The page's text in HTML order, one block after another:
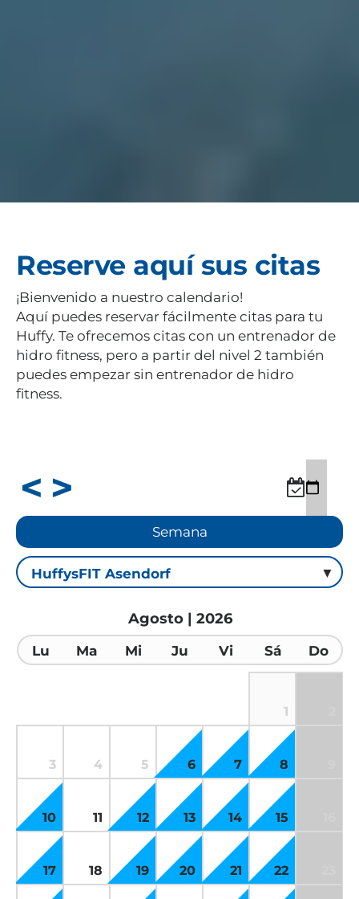
Reserve aquí sus citas
¡Bienvenido a nuestro calendario!
Aquí puedes reservar fácilmente citas para tu
Huffy. Te ofrecemos citas con un entrenador de
hidro fitness, pero a partir del nivel 2 también
puedes empezar sin entrenador de hidro
fitness.
Semana
Agosto | 2026
Lu Ma Mi Ju Vi Sá Do
1
3 4 5 6 7 8
10 11 12 13 14 15
17 18 19 20 21 22